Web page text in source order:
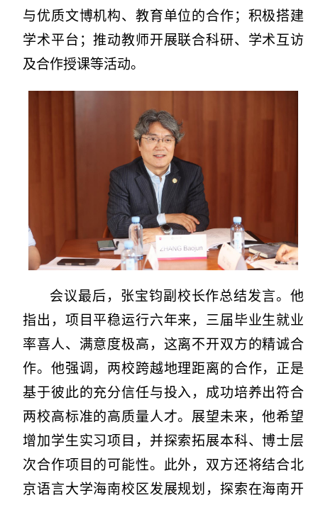
与优质文博机构、教育单位的合作；积极搭建
学术平台；推动教师开展联合科研、学术互访
及合作授课等活动。
会议最后，张宝钧副校长作总结发言。他
指出，项目平稳运行六年来，三届毕业生就业
率喜人、满意度极高，这离不开双方的精诚合
作。他强调，两校跨越地理距离的合作，正是
基于彼此的充分信任与投入，成功培养出符合
两校高标准的高质量人才。展望未来，他希望
增加学生实习项目，并探索拓展本科、博士层
次合作项目的可能性。此外，双方还将结合北
京语言大学海南校区发展规划，探索在海南开